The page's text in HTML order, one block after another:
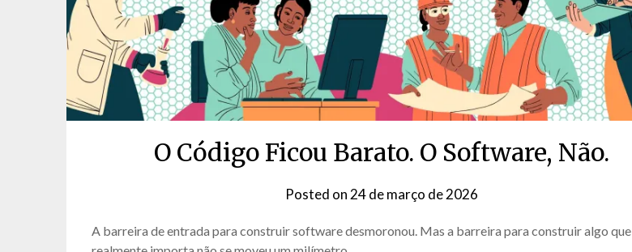
O Código Ficou Barato. O Software, Não.
Posted on24 de março de 2026
Matos
A barreira de entrada para construir software desmoronou. Mas a barreira para construir algo que